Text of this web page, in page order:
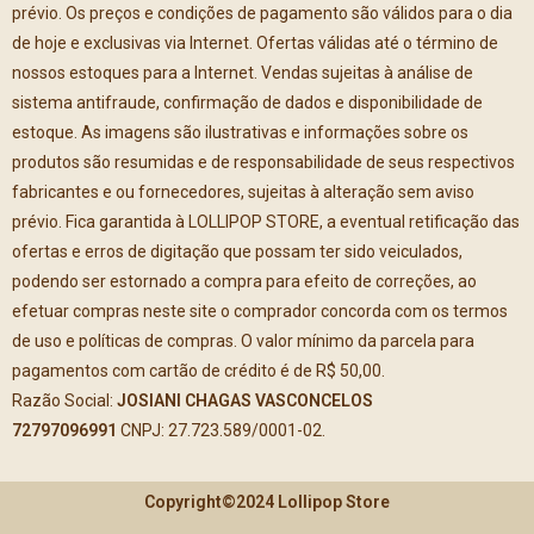
prévio. Os preços e condições de pagamento são válidos para o dia
de hoje e exclusivas via Internet. Ofertas válidas até o término de
nossos estoques para a Internet. Vendas sujeitas à análise de
sistema antifraude, confirmação de dados e disponibilidade de
estoque. As imagens são ilustrativas e informações sobre os
produtos são resumidas e de responsabilidade de seus respectivos
fabricantes e ou fornecedores, sujeitas à alteração sem aviso
prévio. Fica garantida à LOLLIPOP STORE, a eventual retificação das
ofertas e erros de digitação que possam ter sido veiculados,
podendo ser estornado a compra para efeito de correções, ao
efetuar compras neste site o comprador concorda com os termos
de uso e políticas de compras. O valor mínimo da parcela para
pagamentos com cartão de crédito é de R$ 50,00.
Razão Social: JOSIANI CHAGAS VASCONCELOS
72797096991 CNPJ: 27.723.589/0001-02.
Copyright©2024 Lollipop Store